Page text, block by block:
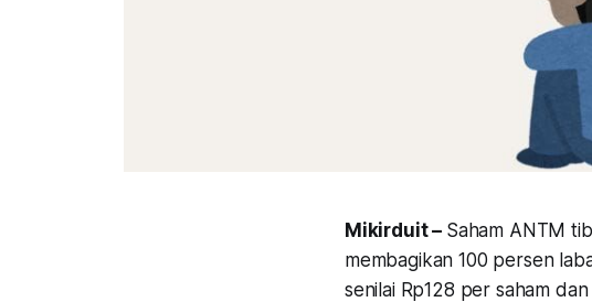
Mikirduit – Saham ANTM
membagikan 100 persen
senilai Rp128 per saham